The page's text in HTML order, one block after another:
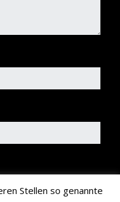
Stellen so genannte